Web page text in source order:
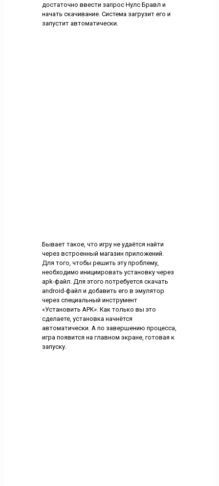
достаточно ввести запрос Нулс Бравл и
начать скачивание. Система загрузит его и
запустит автоматически.
Бывает такое, что игру не удаётся найти
через встроенный магазин приложений.
Для того, чтобы решить эту проблему,
необходимо инициировать установку через
apk-файл. Для этого потребуется скачать
android-файл и добавить его в эмулятор
через специальный инструмент
«Установить APK». Как только вы это
сделаете, установка начнётся
автоматически. А по завершению процесса,
игра появится на главном экране, готовая к
запуску.